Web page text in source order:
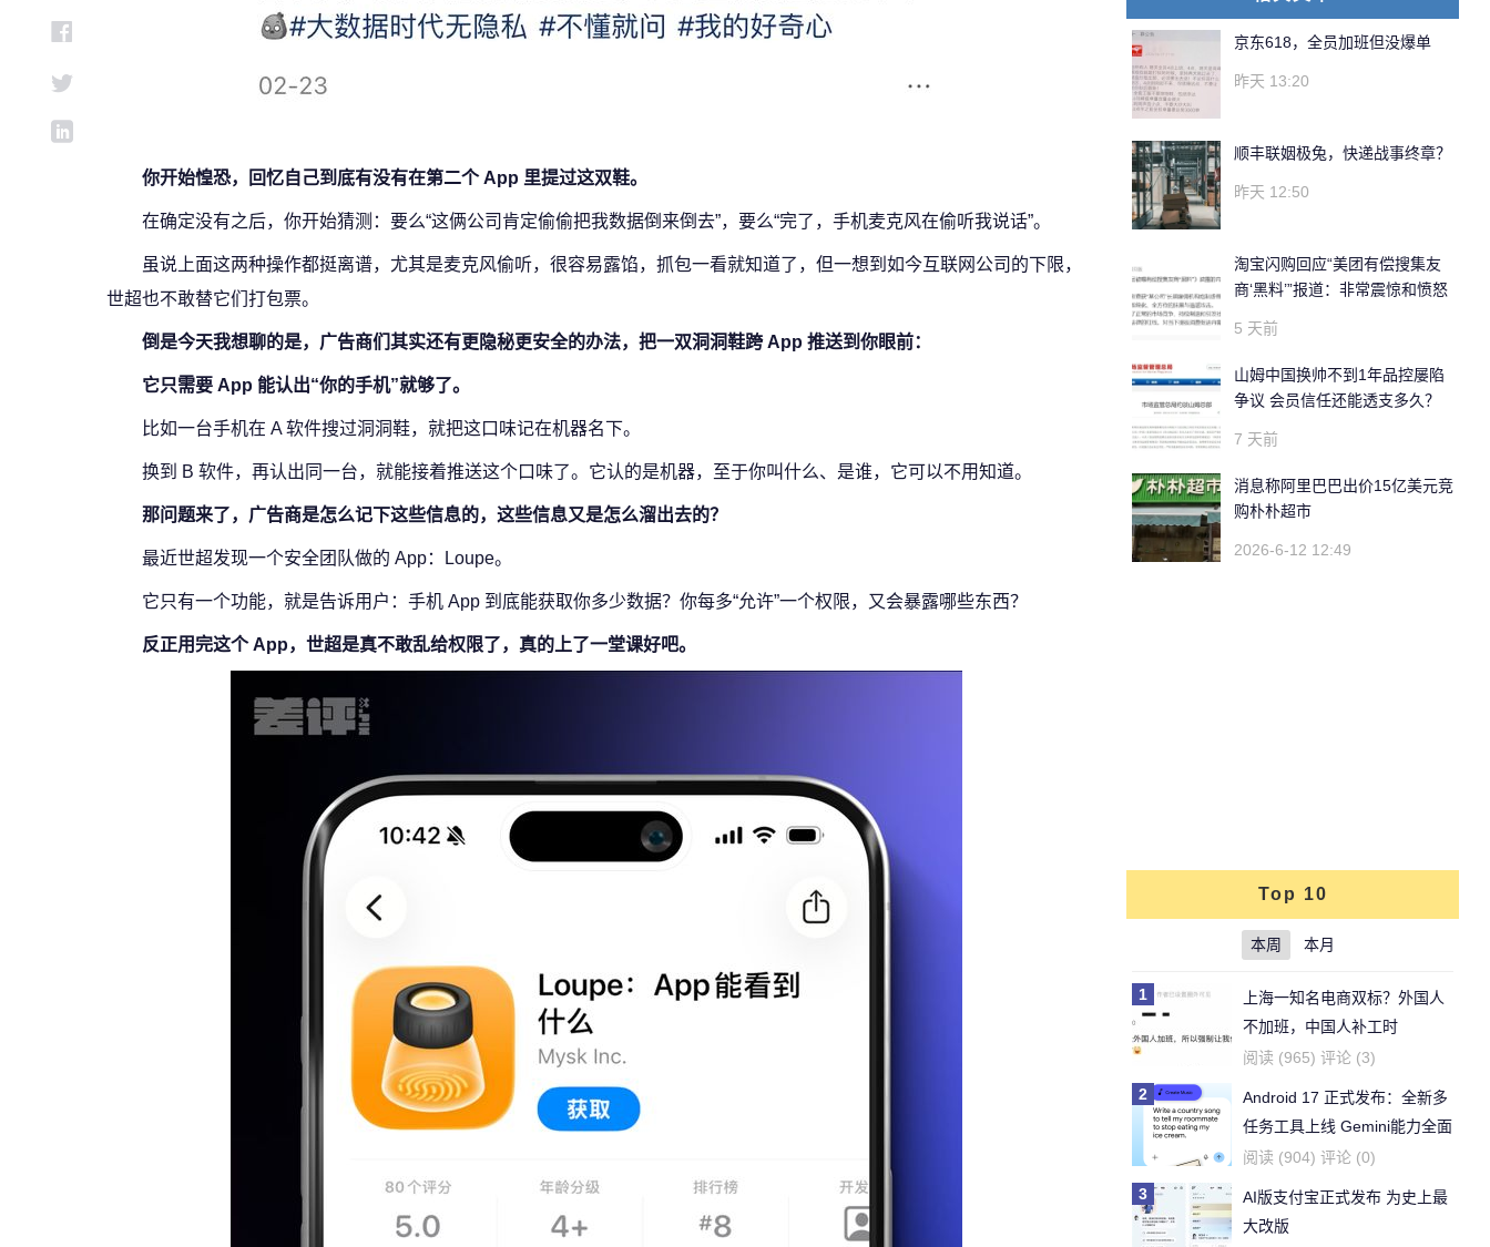
你开始惶恐，回忆自己到底有没有在第二个 App 里提过这双鞋。
在确定没有之后，你开始猜测：要么“这俩公司肯定偷偷把我数据倒来倒去”，要么“完了，手机麦克风在偷听我说话”。
虽说上面这两种操作都挺离谱，尤其是麦克风偷听，很容易露馅，抓包一看就知道了，但一想到如今互联网公司的下限，
世超也不敢替它们打包票。
倒是今天我想聊的是，广告商们其实还有更隐秘更安全的办法，把一双洞洞鞋跨 App 推送到你眼前：
它只需要 App 能认出“你的手机”就够了。
比如一台手机在 A 软件搜过洞洞鞋，就把这口味记在机器名下。
换到 B 软件，再认出同一台，就能接着推送这个口味了。它认的是机器，至于你叫什么、是谁，它可以不用知道。
那问题来了，广告商是怎么记下这些信息的，这些信息又是怎么溜出去的？
最近世超发现一个安全团队做的 App：Loupe。
它只有一个功能，就是告诉用户：手机 App 到底能获取你多少数据？你每多“允许”一个权限，又会暴露哪些东西？
反正用完这个 App，世超是真不敢乱给权限了，真的上了一堂课好吧。
京东618，全员加班但没爆单
昨天 13:20
顺丰联姻极兔，快递战事终章？
昨天 12:50
淘宝闪购回应“美团有偿搜集友
商‘黑料’”报道：非常震惊和愤怒
5 天前
山姆中国换帅不到1年品控屡陷
争议 会员信任还能透支多久？
7 天前
消息称阿里巴巴出价15亿美元竞
购朴朴超市
2026-6-12 12:49
Top 10
本周 本月
1
上海一知名电商双标？外国人
不加班，中国人补工时
阅读 (965) 评论 (3)
2
Android 17 正式发布：全新多
任务工具上线 Gemini能力全面
扩展
阅读 (904) 评论 (0)
3
AI版支付宝正式发布 为史上最
大改版